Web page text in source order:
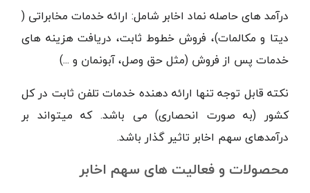
درآمد های حاصله نماد اخابر شامل: ارائه خدمات مخابراتی (
دیتا و مکالمات)، فروش خطوط ثابت، دریافت هزینه های
خدمات پس از فروش (مثل حق وصل، آبونمان و ...)
نکته قابل توجه تنها ارائه دهنده خدمات تلفن ثابت در کل
کشور (به صورت انحصاری) می باشد. که میتواند بر
درآمدهای سهم اخابر تاثیر گذار باشد.
محصولات و فعالیت های سهم اخابر